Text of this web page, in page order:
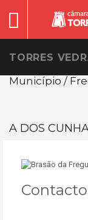
TORRES
Município /
A DOS